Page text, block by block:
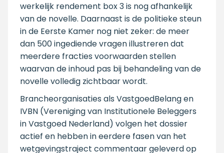
werkelijk rendement box 3 is nog afhankelijk
van de novelle. Daarnaast is de politieke steun
in de Eerste Kamer nog niet zeker: de meer
dan 500 ingediende vragen illustreren dat
meerdere fracties voorwaarden stellen
waarvan de inhoud pas bij behandeling van de
novelle volledig zichtbaar wordt.
Brancheorganisaties als VastgoedBelang en
IVBN (Vereniging van Institutionele Beleggers
in Vastgoed Nederland) volgen het dossier
actief en hebben in eerdere fasen van het
wetgevingstraject commentaar geleverd op